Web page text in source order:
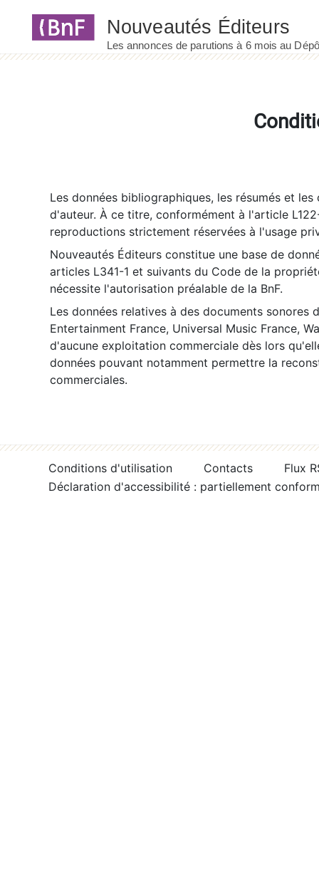
Les données bibliographiques, les résumés et
d'auteur. À ce titre, conformément à l'article
reproductions strictement réservées à l'usage
Nouveautés Éditeurs constitue une base de
articles L341-1 et suivants du Code de la
nécessite l'autorisation préalable de la BnF.
Les données relatives à des documents sonores
Entertainment France, Universal Music France,
d'aucune exploitation commerciale dès lors
données pouvant notamment permettre la
commerciales.
Conditions d'utilisation Contacts
Flux
Déclaration d'accessibilité : partiellement